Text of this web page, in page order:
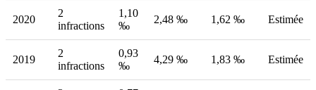
2020
2
infractions
1,10
‰
2,48 ‰ 1,62 ‰ Estimée
2019
2
infractions
0,93
‰
4,29 ‰ 1,83 ‰ Estimée